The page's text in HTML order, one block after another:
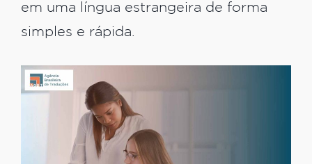
em uma língua estrangeira de forma
simples e rápida.